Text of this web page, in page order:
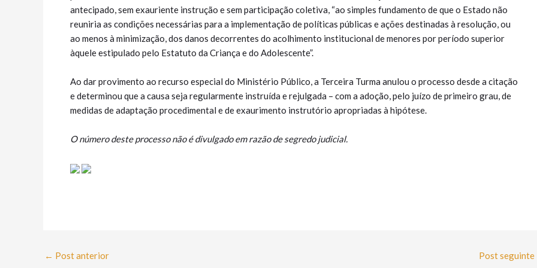
antecipado, sem exauriente instrução e sem participação coletiva, “ao simples fundamento de que o Estado não
reuniria as condições necessárias para a implementação de políticas públicas e ações destinadas à resolução, ou
ao menos à minimização, dos danos decorrentes do acolhimento institucional de menores por período superior
àquele estipulado pelo Estatuto da Criança e do Adolescente”.
Ao dar provimento ao recurso especial do Ministério Público, a Terceira Turma anulou o processo desde a citação
e determinou que a causa seja regularmente instruída e rejulgada – com a adoção, pelo juízo de primeiro grau, de
medidas de adaptação procedimental e de exaurimento instrutório apropriadas à hipótese.
O número deste processo não é divulgado em razão de segredo judicial.
← Post anterior Post seguinte